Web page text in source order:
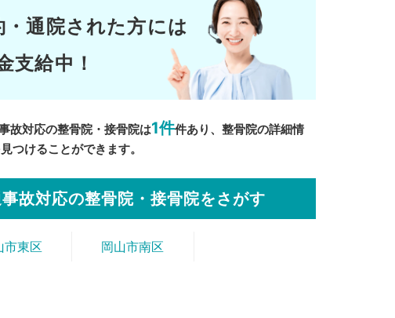
・通院された方には
支給中！
故対応の整骨院・接骨院は1件件あり、整骨院の詳細情
つけることができます。
故対応の整骨院・接骨院をさがす
市東区 岡山市南区